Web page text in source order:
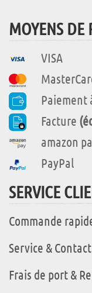
MOYENS DE
VISA
Paiement
Facture
amazon
PayPal
SERVICE
Commande
Service & Contact
Frais de port &